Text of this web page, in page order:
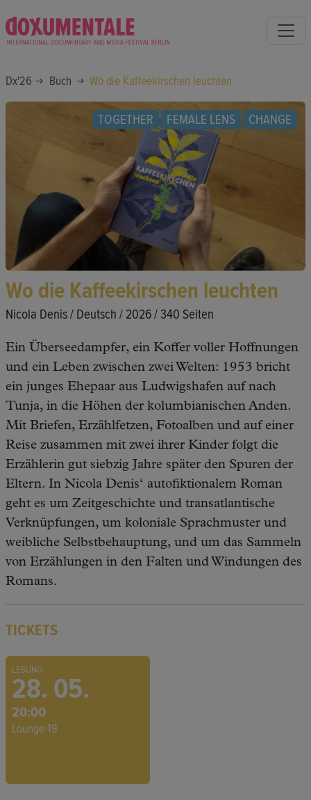
Dx'26 Buch Wo die Kaffeekirschen leuchten
TOGETHER FEMALE LENS CHANGE
Wo die Kaffeekirschen leuchten
Nicola Denis / Deutsch / 2026 / 340 Seiten
Ein Überseedampfer, ein Koffer voller Hoffnungen
und ein Leben zwischen zwei Welten: 1953 bricht
ein junges Ehepaar aus Ludwigshafen auf nach
Tunja, in die Höhen der kolumbianischen Anden.
Mit Briefen, Erzählfetzen, Fotoalben und auf einer
Reise zusammen mit zwei ihrer Kinder folgt die
Erzählerin gut siebzig Jahre später den Spuren der
Eltern. In Nicola Denis‘ autofiktionalem Roman
geht es um Zeitgeschichte und transatlantische
Verknüpfungen, um koloniale Sprachmuster und
weibliche Selbstbehauptung, und um das Sammeln
von Erzählungen in den Falten und Windungen des
Romans.
TICKETS
LESUNG
28. 05.
20:00
Lounge 19